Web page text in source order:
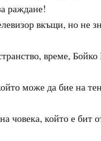
раждане!
вкъщи, но не
време,
може да бие на
човека, който е бит